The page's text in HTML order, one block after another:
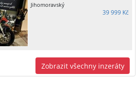
Jihomoravský
39 999 Kč
Zobrazit všechny inzeráty